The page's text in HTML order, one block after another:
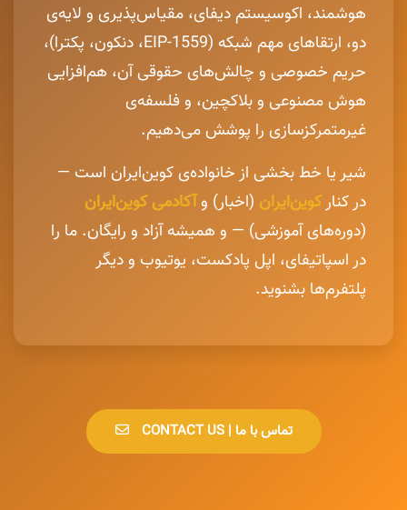
هوشمند، اکوسیستم دیفای، مقیاس‌پذیری و لایه‌ی
دو، ارتقاهای مهم شبکه (EIP-1559، دنکون، پکترا)،
حریم خصوصی و چالش‌های حقوقی آن، هم‌افزایی
هوش مصنوعی و بلاکچین، و فلسفه‌ی
غیرمتمرکزسازی را پوشش می‌دهیم.
شیر یا خط بخشی از خانواده‌ی کوین‌ایران است —
در کنارکوین‌ایران (اخبار) وآکادمی کوین‌ایران
(دوره‌های آموزشی) — و همیشه آزاد و رایگان. ما را
در اسپاتیفای، اپل پادکست، یوتیوب و دیگر
پلتفرم‌ها بشنوید.
CONTACT US | تماس با ما